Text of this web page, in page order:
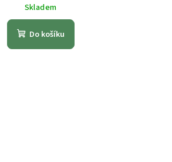
Skladem
Do košíku